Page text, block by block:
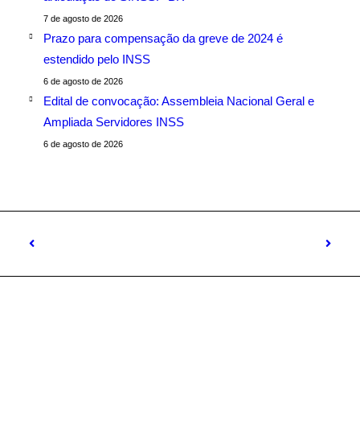
7 de agosto de 2026
Prazo para compensação da greve de 2024 é
estendido pelo INSS
6 de agosto de 2026
Edital de convocação: Assembleia Nacional Geral e
Ampliada Servidores INSS
6 de agosto de 2026